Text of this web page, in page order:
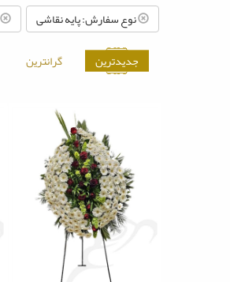
نوع سفارش: پایه نقاشی
جدیدترین
گرانترین